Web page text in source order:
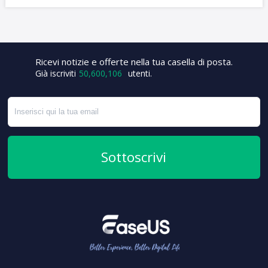
Ricevi notizie e offerte nella tua casella di posta.
Già iscriviti 50,600,106 utenti.
Sottoscrivi
+3